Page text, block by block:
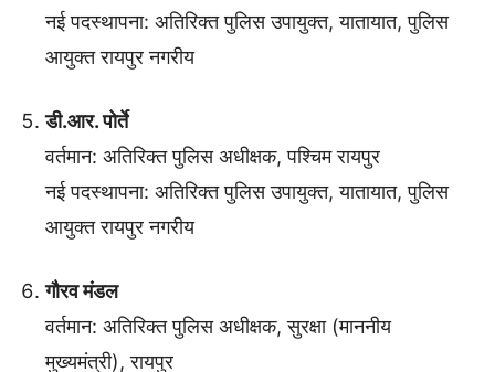
नई पदस्थापना: अतिरिक्त पुलिस उपायुक्त, यातायात, पुलिस
आयुक्त रायपुर नगरीय
डी.आर. पोर्ते
वर्तमान: अतिरिक्त पुलिस अधीक्षक, पश्चिम रायपुर
नई पदस्थापना: अतिरिक्त पुलिस उपायुक्त, यातायात, पुलिस
आयुक्त रायपुर नगरीय
गौरव मंडल
वर्तमान: अतिरिक्त पुलिस अधीक्षक, सुरक्षा (माननीय
मुख्यमंत्री), रायपुर